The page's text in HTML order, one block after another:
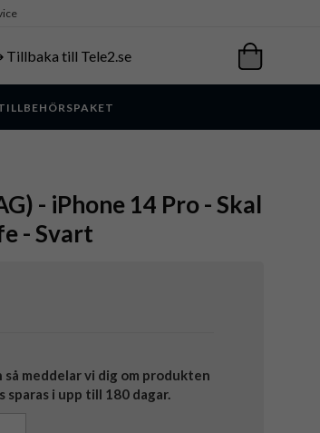
Tillbaka till Tele2.se
- iPhone 14 Pro - Skal
- Svart
meddelar vi dig om produkten
i upp till 180 dagar.